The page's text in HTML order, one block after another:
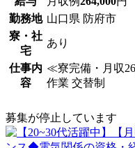
勤務地 山口県 防府市
寮・社
宅
あり
仕事内
容
≪寮完備・月収
作業 交替制
募集が停止しています